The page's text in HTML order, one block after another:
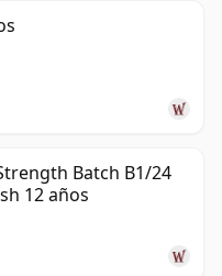
Batch B1/24
12 años